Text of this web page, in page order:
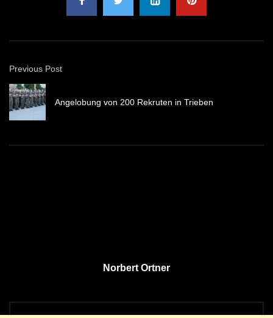
Previous Post
Angelobung von 200 Rekruten in Trieben
Norbert Ortner